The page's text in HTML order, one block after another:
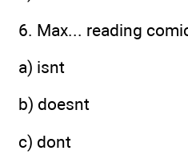
6. Max... reading
a) isnt
b) doesnt
c) dont